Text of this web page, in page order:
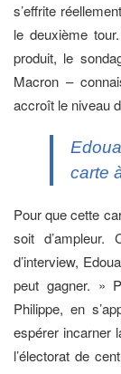
s’effrite
le deuxième
produit, le
Macron –
accroît le niveau
carte
Pour que cette
soit d’ampleur.
d’interview,
peut gagner. »
Philippe, en
espérer incarner
l’électorat de